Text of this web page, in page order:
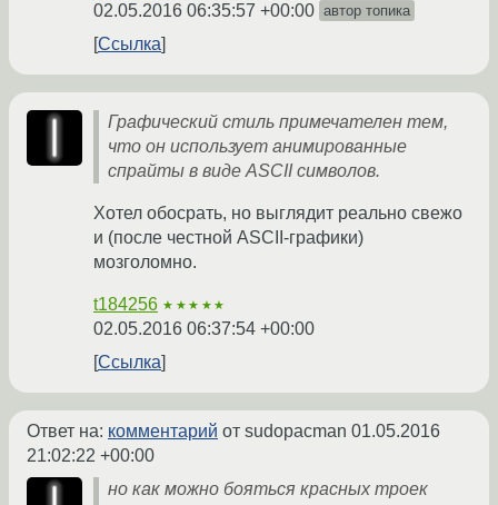
02.05.2016 06:35:57 +00:00 автор топика
Ссылка
Графический стиль примечателен тем,
что он использует анимированные
спрайты в виде ASCII символов.
Хотел обосрать, но выглядит реально свежо
и (после честной ASCII-графики)
мозголомно.
t184256 ★★★★★
02.05.2016 06:37:54 +00:00
Ссылка
Ответ на: комментарий от sudopacman 01.05.2016
21:02:22 +00:00
но как можно бояться красных троек